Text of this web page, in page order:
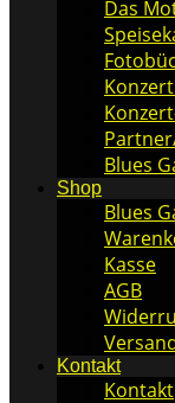
Das
Blues
Shop
Blues
Kasse
AGB
Kontakt
Kontakt